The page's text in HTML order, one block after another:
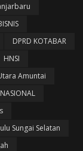
DPRD KOTABAR
HNSI
Amuntai
Sungai Selatan